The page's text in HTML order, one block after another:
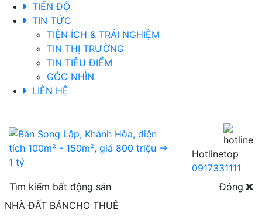
TIẾN ĐỘ
TIN TỨC
TIỆN ÍCH & TRẢI NGHIỆM
TIN THỊ TRƯỜNG
TIN TIÊU ĐIỂM
GÓC NHÌN
LIÊN HỆ
Hotline
0917331111
Tìm kiếm bất động sản
Đóng
NHÀ ĐẤT BÁNCHO THUÊ